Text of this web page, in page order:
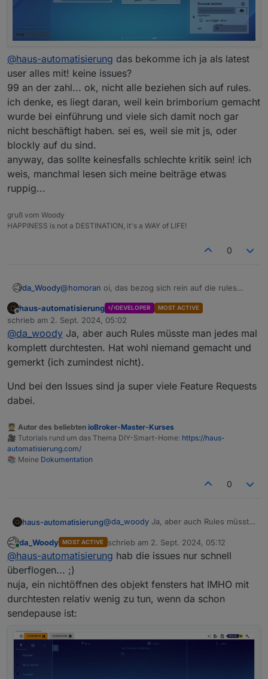
@haus-automatisierung das bekomme ich ja als latest
user alles mit! keine issues?
99 an der zahl... ok, nicht alle beziehen sich auf rules.
ich denke, es liegt daran, weil kein brimborium gemacht
wurde bei einführung und viele sich damit noch gar
nicht beschäftigt haben. sei es, weil sie mit js, oder
blockly auf du sind.
anyway, das sollte keinesfalls schlechte kritik sein! ich
weis, manchmal lesen sich meine beiträge etwas
ruppig...
gruß vom Woody
HAPPINESS is not a DESTINATION, it's a WAY of LIFE!
0
da_Woody@homoran oi, das bezog sich rein auf die rules
ohren.
start: 27.02.2021
https://forum.iobroker.net/topic/42725/test-
javascript-adapter-5-0-7-rules
letzter beitrag: 11. Dez. 2022
es gab auch einen 2. beitrag, den finde ich im
farbgestaltung angesprochen.
latest user alles mit! keine issues?
rules.
ich denke, es liegt daran, weil kein brimborium
gemacht wurde bei einführung und viele sich damit
noch gar nicht beschäftigt haben. sei es, weil sie
mit js, oder blockly auf du sind.
anyway, das sollte keinesfalls schlechte kritik sein!
ich weis, manchmal lesen sich meine beiträge etwas
Offline
haus-automatisierung DEVELOPER MOST ACTIVE
schrieb am 2. Sept. 2024, 05:02
zuletzt editiert von
@da_woody Ja, aber auch Rules müsste man jedes mal
komplett durchtesten. Hat wohl niemand gemacht und
gemerkt (ich zumindest nicht).
Und bei den Issues sind ja super viele Feature Requests
dabei.
🧑‍🎓 Autor des beliebten ioBroker-Master-Kurses
🎥 Tutorials rund um das Thema DIY-Smart-Home: https://haus-
automatisierung.com/
📚 Meine Dokumentation
0
haus-automatisierung@da_woody Ja, aber auch Rules müsste
wohl niemand gemacht und gemerkt (ich
zumindest nicht).
Und bei den Issues sind ja super viele
Feature Requests dabei.
Online
da_Woody MOST ACTIVE schrieb am 2. Sept. 2024, 05:12
zuletzt editiert von
@haus-automatisierung hab die issues nur schnell
überflogen... ;)
nuja, ein nichtöffnen des objekt fensters hat IMHO mit
durchtesten relativ wenig zu tun, wenn da schon
sendepause ist: